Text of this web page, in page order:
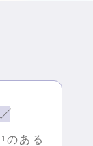
のある